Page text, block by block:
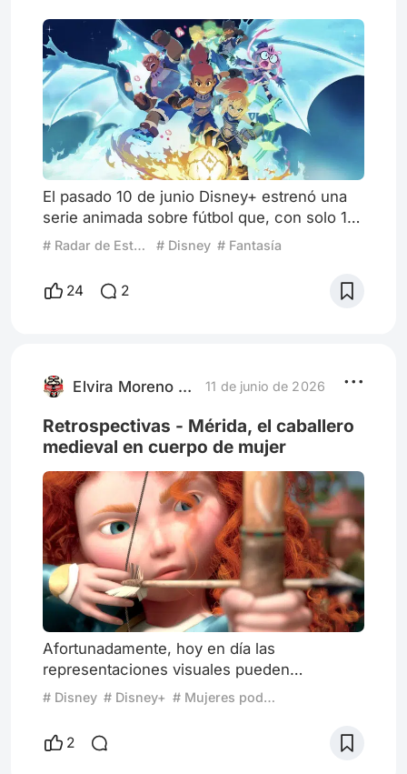
El pasado 10 de junio Disney+ estrenó una
serie animada sobre fútbol que, con solo 11
capítulos de 20 minutos, ha demostrado
talento y creatividad que no se veía en sus
producciones desde hace años. Uno podría
pensar que una animación que gira entorno
la cierto es qu
# Radar de Estrenos # Disney # Fantasía
24 2
Elvira Moreno Rengifo 11 de junio de 2026
Retrospectivas - Mérida, el caballero
medieval en cuerpo de mujer
Afortunadamente, hoy en día las
representaciones visuales pueden
examinarse a través del prisma de las
ciencias sociales. Por ejemplo, la historia.
Cine e Historia comparten elementos únicos
porque ambos caminos conectan, en
# Disney # Disney+ # Mujeres poderosas
2